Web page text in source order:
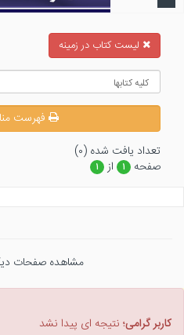
ليست كتاب در زمينه
فهرست
تعداد يافت شده (۰)
صفحه
۱ از ۱
مشاهده صفحات
کاربر گرامی؛ نتیجه ای پیدا نشد